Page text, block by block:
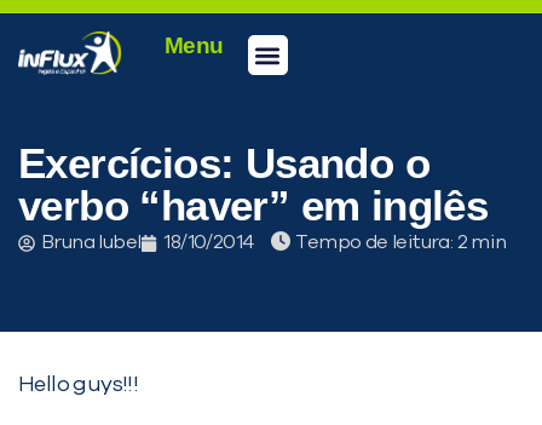
Menu
Exercícios: Usando o
verbo “haver” em inglês
Bruna Iubel 18/10/2014 Tempo de leitura:
Hello guys!!!